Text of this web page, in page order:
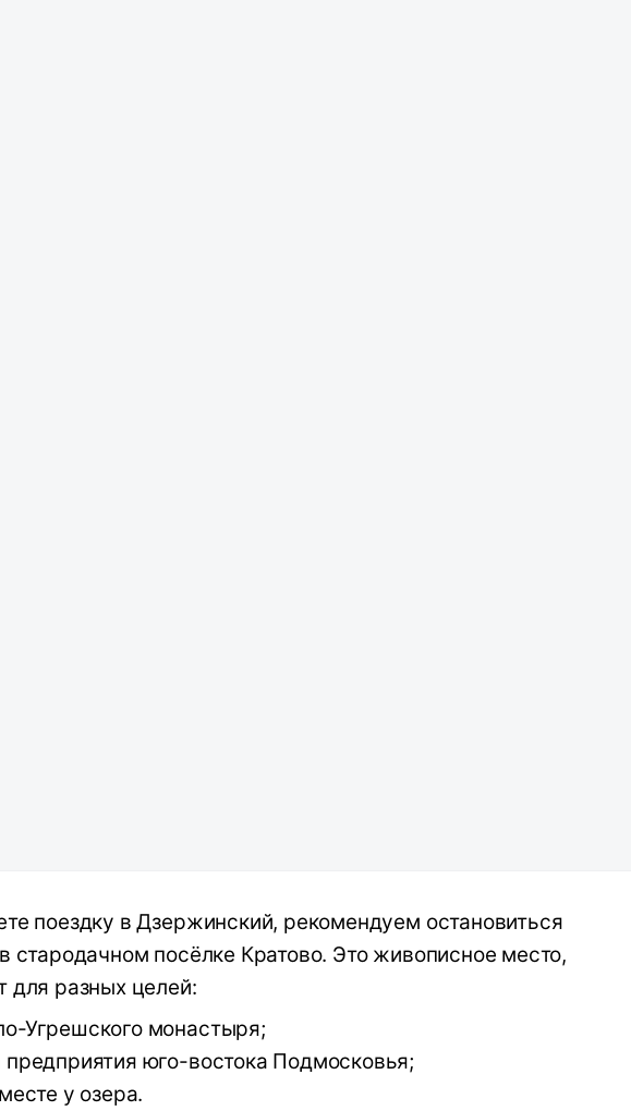
поездку в Дзержинский, рекомендуем остановиться
стародачном посёлке Кратово. Это живописное место,
для разных целей:
Угрешского монастыря;
юго-востока Подмосковья;
у озера.